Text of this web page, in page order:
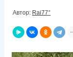
Автор: Rai77°